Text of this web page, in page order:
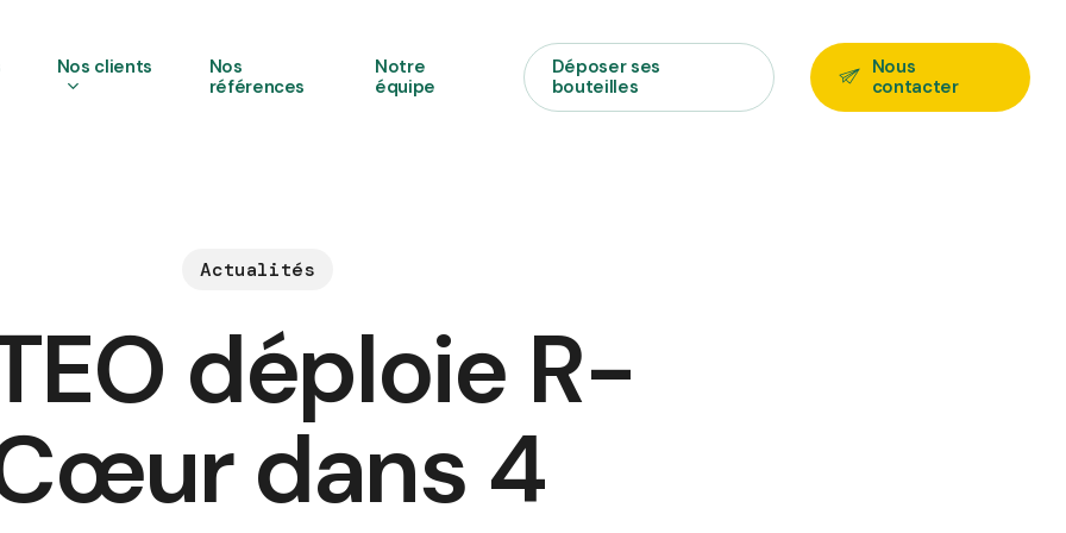
Nos clients
Nos
références
Notre
équipe
Déposer ses
bouteilles
Nous
contacter
Actualités
déploie R-
dans 4